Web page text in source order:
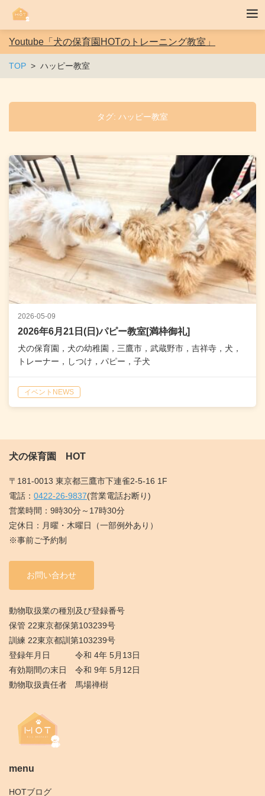
Youtube「犬の保育園HOTのトレーニング教室」
TOP ハッピー教室
タグ: ハッピー教室
2026-05-09
2026年6月21日(日)パピー教室[満枠御礼]
犬の保育園，犬の幼稚園，三鷹市，武蔵野市，吉祥寺，犬，
トレーナー，しつけ，パピー，子犬
イベントNEWS
犬の保育園 HOT
〒181-0013 東京都三鷹市下連雀2-5-16 1F
電話： 0422-26-9837(営業電話お断り)
営業時間：9時30分～17時30分
定休日：月曜・木曜日（一部例外あり）
※事前ご予約制
お問い合わせ
動物取扱業の種別及び登録番号
保管 22東京都保第103239号
訓練 22東京都訓第103239号
登録年月日 令和 4年 5月13日
有効期間の末日 令和 9年 5月12日
動物取扱責任者 馬場禅樹
menu
HOTブログ